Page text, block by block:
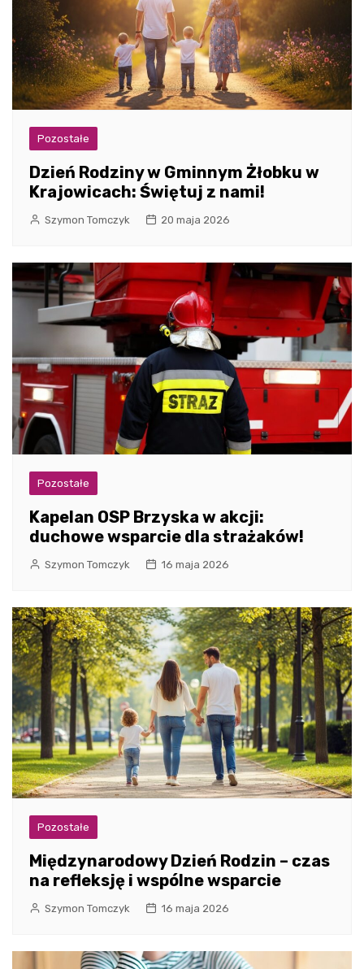
Pozostałe
Dzień Rodziny w Gminnym Żłobku w
Krajowicach: Świętuj z nami!
Szymon Tomczyk 20 maja 2026
Pozostałe
Kapelan OSP Brzyska w akcji:
duchowe wsparcie dla strażaków!
Szymon Tomczyk 16 maja 2026
Pozostałe
Międzynarodowy Dzień Rodzin – czas
na refleksję i wspólne wsparcie
Szymon Tomczyk 16 maja 2026